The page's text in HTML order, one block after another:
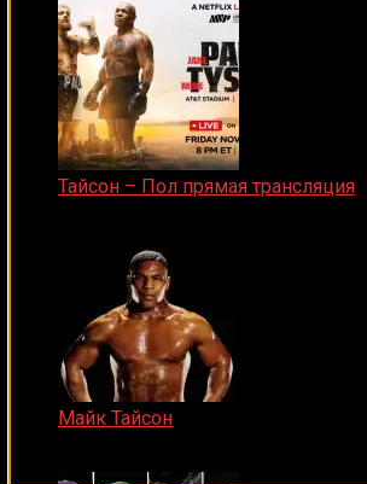
Тайсон – Пол прямая трансляция
Майк Тайсон